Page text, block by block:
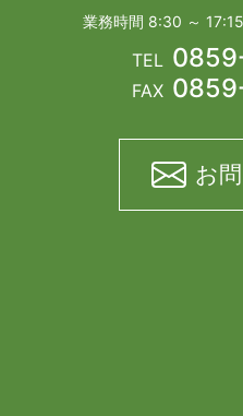
業務時間 8:30 ～
TEL
FAX
お